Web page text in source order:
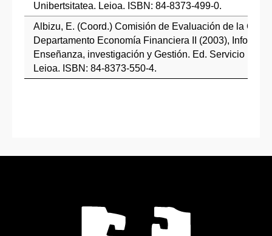
Unibertsitatea. Leioa. ISBN: 84-8373-499-0.
Albizu, E. (Coord.) Comisión de Evaluación de la
Departamento Economía Financiera II (2003), Informe
Enseñanza, investigación y Gestión. Ed. Servicio
Leioa. ISBN: 84-8373-550-4.